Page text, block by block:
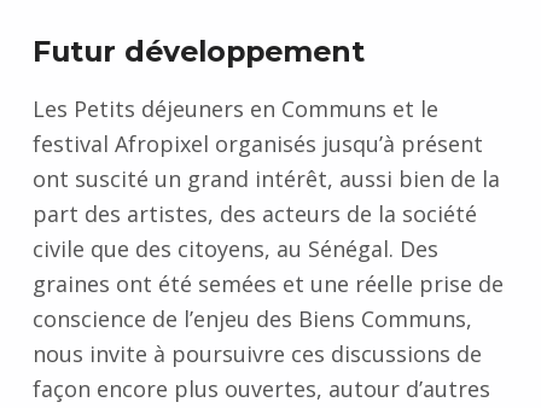
Futur développement
Les Petits déjeuners en Communs et le
festival Afropixel organisés jusqu’à présent
ont suscité un grand intérêt, aussi bien de la
part des artistes, des acteurs de la société
civile que des citoyens, au Sénégal. Des
graines ont été semées et une réelle prise de
conscience de l’enjeu des Biens Communs,
nous invite à poursuivre ces discussions de
façon encore plus ouvertes, autour d’autres